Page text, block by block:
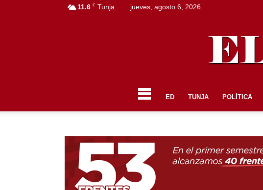
11.6 C Tunja jueves, agosto 6, 2026
ED TUNJA POLÍTICA